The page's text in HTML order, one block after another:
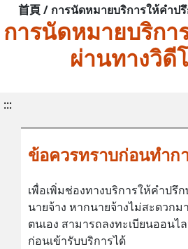
首頁 / การนัดหมายบริการให้คำป
การนัดหมายบริกา
ผ่านทางวิดี
:::
ข้อควรทราบก่อนทำก
เพื่อเพิ่มช่องทางบริการให้คำปรึ
นายจ้าง หากนายจ้างไม่สะดวกม
ตนเอง สามารถลงทะเบียนออน
ก่อนเข้ารับบริการได้